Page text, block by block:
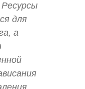
для
а